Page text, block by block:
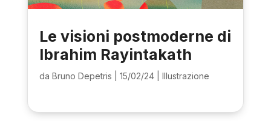
Le visioni postmoderne di
Ibrahim Rayintakath
da Bruno Depetris 15/02/24| Illustrazione